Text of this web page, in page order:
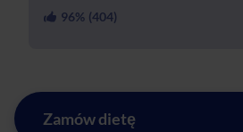
96% (404)
Zamów dietę